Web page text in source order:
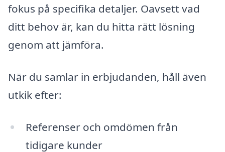
fokus på specifika detaljer. Oavsett vad
ditt behov är, kan du hitta rätt lösning
genom att jämföra.
När du samlar in erbjudanden, håll även
utkik efter:
Referenser och omdömen från
tidigare kunder